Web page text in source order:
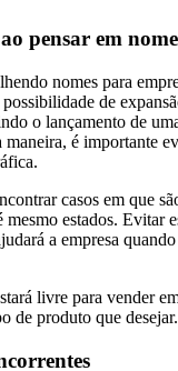
pensar em
nomes para
de
o lançamento de
é importante
casos em que
mesmo estados. Evitar
a empresa
livre para vender
de produto que desejar.